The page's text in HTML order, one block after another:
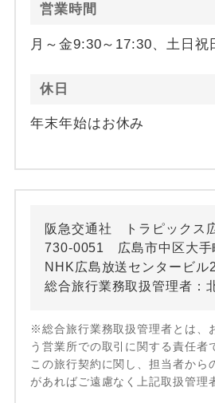
営業時間
月～金9:30～17:30、土日祝
休日
年末年始はお休み
阪急交通社 トラピックス
730-0051 広島市中区大
NHK広島放送センタービル
総合旅行業務取扱管理者：
※総合旅行業務取扱管理者とは、
う営業所での取引に関する責任者
この旅行契約に関し、担当者から
があればご遠慮なく上記取扱管理